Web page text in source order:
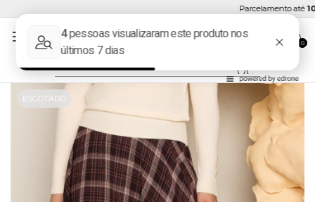
Parcelamento até10x
0
ESGOTADO